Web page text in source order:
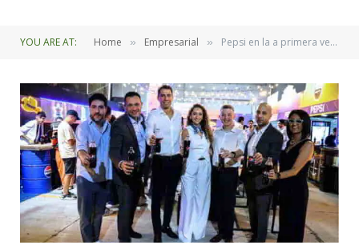
YOU ARE AT: Home » Empresarial » Pepsi en la a primera versión de Deli West en la Expocruz 2024